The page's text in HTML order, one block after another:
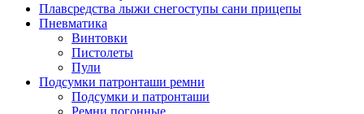
Плавсредства лыжи снегоступы сани прицепы
Пневматика
Винтовки
Пистолеты
Пули
Подсумки патронташи ремни
Подсумки и патронташи
Ремни погонные